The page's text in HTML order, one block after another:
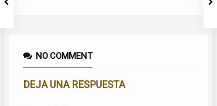
NO COMMENT
DEJA UNA RESPUESTA